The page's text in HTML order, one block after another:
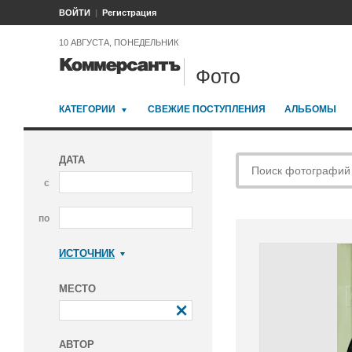
ВОЙТИ Регистрация
10 АВГУСТА, ПОНЕДЕЛЬНИК
Фото
КАТЕГОРИИ СВЕЖИЕ ПОСТУПЛЕНИЯ АЛЬБОМЫ
ДАТА
с
по
ИСТОЧНИК
МЕСТО
АВТОР